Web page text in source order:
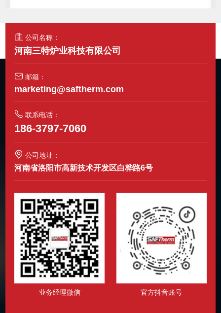
公司名称：
河南三特炉业科技有限公司
邮箱：
marketing@saftherm.com
联系电话：
186-3797-7060
公司地址：
河南省洛阳市高新技术开发区白桦路6号
业务经理微信 官方抖音账号